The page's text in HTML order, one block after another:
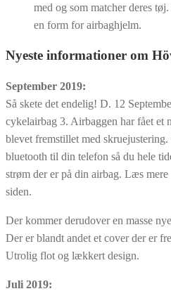
med og som matcher deres
en form for airbaghjelm.
Nyeste informationer om
September 2019:
Så skete det endelig! D. 12
cykelairbag 3. Airbaggen har fået et
blevet fremstillet med
bluetooth til din telefon så du hele
strøm der er på din airbag. Læs
siden.
Der kommer derudover en masse
Der er blandt andet et cover der er
Utrolig flot og lækkert design.
Juli 2019: